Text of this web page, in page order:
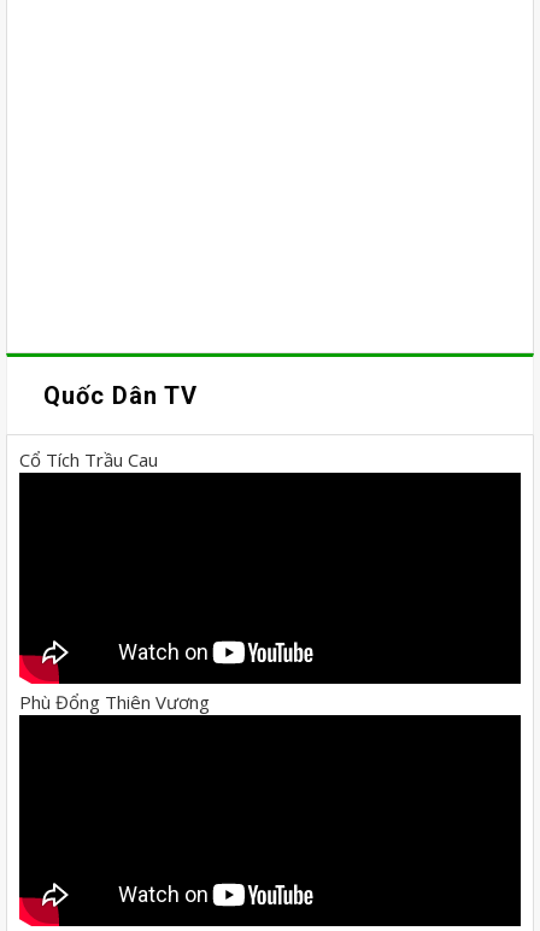
Quốc Dân TV
Cổ Tích Trầu Cau
Phù Đổng Thiên Vương